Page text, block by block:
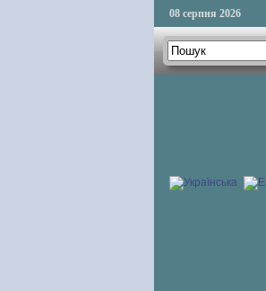
08 серпня 2026